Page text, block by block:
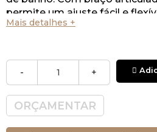
permite um ajuste fácil e
o ângulo perfeito para cada
Mais detalhes +
- +
ORÇAMENTAR